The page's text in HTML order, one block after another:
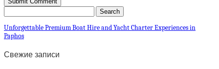
Unforgettable Premium Boat Hire and Yacht Charter Experiences in
Paphos
Свежие записи